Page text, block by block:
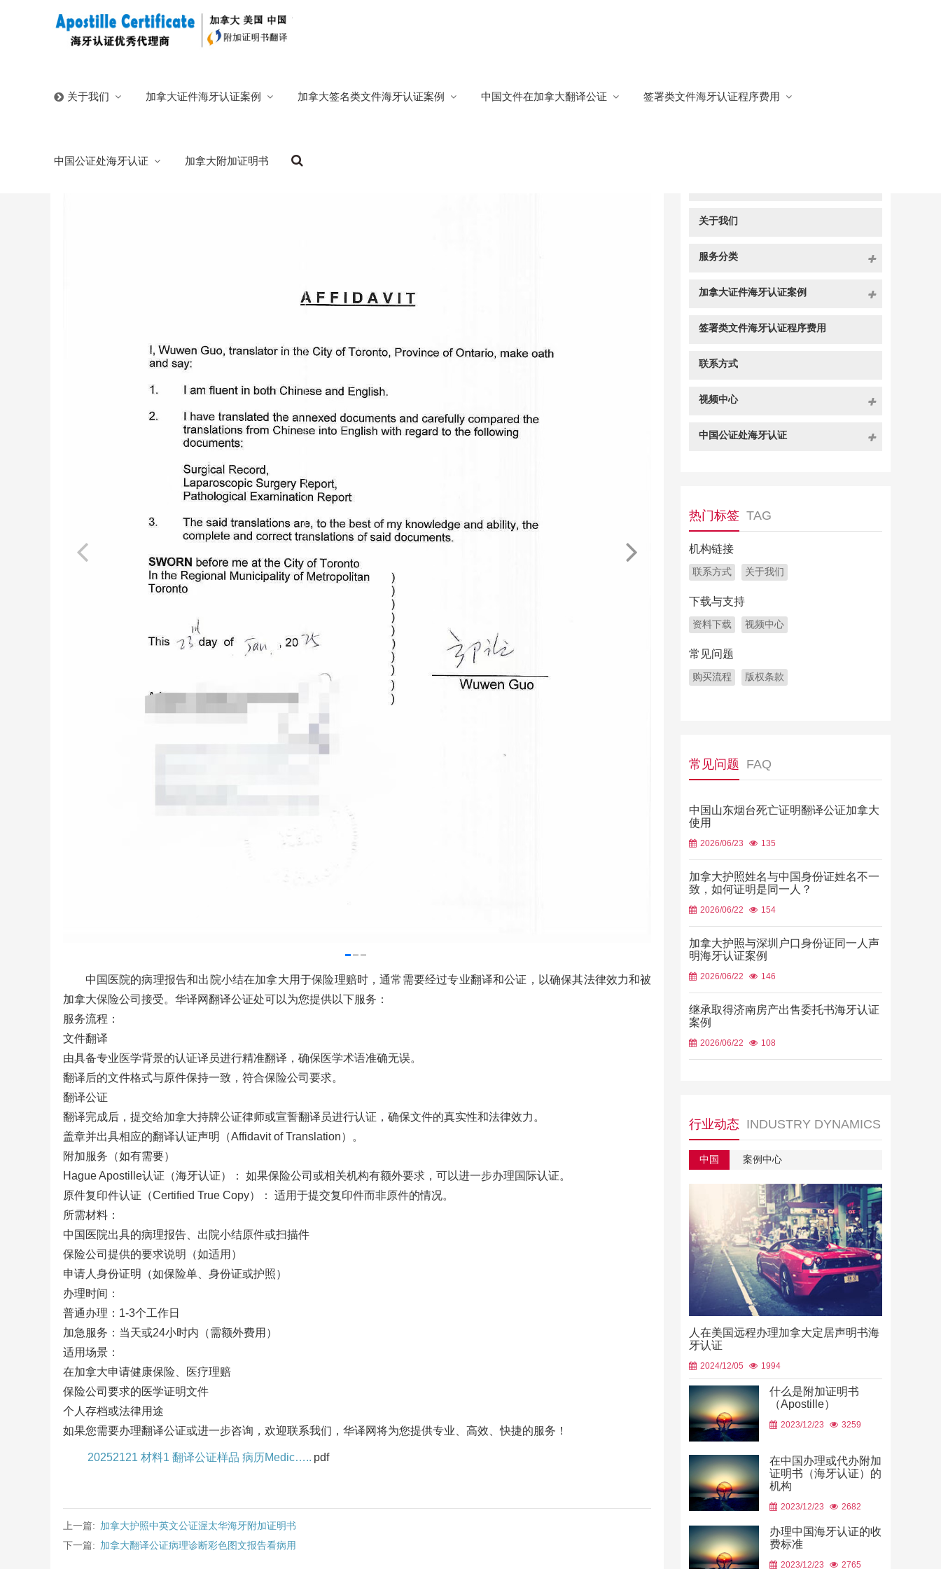
关于我们 加拿大证件海牙认证案例 加拿大签名类文件海牙认证案例 中国文件在加拿大翻译公证 签署类文件海牙认证程序费用
中国公证处海牙认证 加拿大附加证明书
2025/01/24 分类: 官方博客 1245
中国医院的病理报告和出院小结在加拿大用于保险理赔时，通常需要经过专业翻译和公证，以确保其法律效力和被
加拿大保险公司接受。华译网翻译公证处可以为您提供以下服务：
服务流程：
文件翻译
由具备专业医学背景的认证译员进行精准翻译，确保医学术语准确无误。
翻译后的文件格式与原件保持一致，符合保险公司要求。
翻译公证
翻译完成后，提交给加拿大持牌公证律师或宣誓翻译员进行认证，确保文件的真实性和法律效力。
盖章并出具相应的翻译认证声明（Affidavit of Translation）。
附加服务（如有需要）
Hague Apostille认证（海牙认证）： 如果保险公司或相关机构有额外要求，可以进一步办理国际认证。
原件复印件认证（Certified True Copy）： 适用于提交复印件而非原件的情况。
所需材料：
中国医院出具的病理报告、出院小结原件或扫描件
保险公司提供的要求说明（如适用）
申请人身份证明（如保险单、身份证或护照）
办理时间：
普通办理：1-3个工作日
加急服务：当天或24小时内（需额外费用）
适用场景：
在加拿大申请健康保险、医疗理赔
保险公司要求的医学证明文件
个人存档或法律用途
如果您需要办理翻译公证或进一步咨询，欢迎联系我们，华译网将为您提供专业、高效、快捷的服务！
20252121 材料1 翻译公证样品 病历Medic….. pdf
上一篇: 加拿大护照中英文公证渥太华海牙附加证明书
下一篇: 加拿大翻译公证病理诊断彩色图文报告看病用
关于我们
服务分类
加拿大证件海牙认证案例
签署类文件海牙认证程序费用
联系方式
视频中心
中国公证处海牙认证
热门标签 TAG
机构链接
联系方式 关于我们
下载与支持
资料下载 视频中心
常见问题
购买流程 版权条款
常见问题 FAQ
中国山东烟台死亡证明翻译公证加拿大
使用
2026/06/23 135
加拿大护照姓名与中国身份证姓名不一
致，如何证明是同一人？
2026/06/22 154
加拿大护照与深圳户口身份证同一人声
明海牙认证案例
2026/06/22 146
继承取得济南房产出售委托书海牙认证
案例
2026/06/22 108
行业动态 INDUSTRY DYNAMICS
中国 案例中心
人在美国远程办理加拿大定居声明书海
牙认证
2024/12/05 1994
什么是附加证明书
（Apostille）
2023/12/23 3259
在中国办理或代办附加
证明书（海牙认证）的
机构
2023/12/23 2682
办理中国海牙认证的收
费标准
2023/12/23 2765